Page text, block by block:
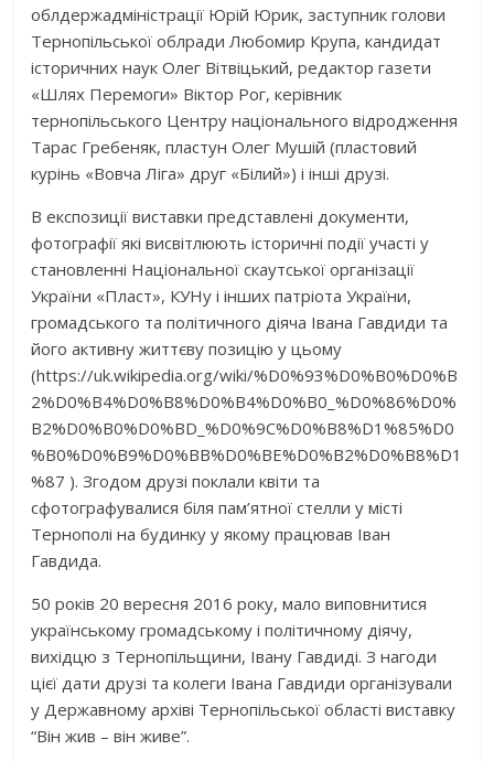
облдержадміністрації Юрій Юрик, заступник голови
Тернопільської облради Любомир Крупа, кандидат
історичних наук Олег Вітвіцький, редактор газети
«Шлях Перемоги» Віктор Рог, керівник
тернопільського Центру національного відродження
Тарас Гребеняк, пластун Олег Мушій (пластовий
курінь «Вовча Ліга» друг «Білий») і інші друзі.
В експозиції виставки представлені документи,
фотографії які висвітлюють історичні події участі у
становленні Національної скаутської організації
України «Пласт», КУНу і інших патріота України,
громадського та політичного діяча Івана Гавдиди та
його активну життєву позицію у цьому
(https://uk.wikipedia.org/wiki/%D0%93%D0%B0%D0%B
2%D0%B4%D0%B8%D0%B4%D0%B0_%D0%86%D0%
B2%D0%B0%D0%BD_%D0%9C%D0%B8%D1%85%D0
%B0%D0%B9%D0%BB%D0%BE%D0%B2%D0%B8%D1
%87 ). Згодом друзі поклали квіти та
сфотографувалися біля пам’ятної стелли у місті
Тернополі на будинку у якому працював Іван
Гавдида.
50 років 20 вересня 2016 року, мало виповнитися
українському громадському і політичному діячу,
вихідцю з Тернопільщини, Івану Гавдиді. З нагоди
цієї дати друзі та колеги Івана Гавдиди організували
у Державному архіві Тернопільської області виставку
“Він жив – він живе”.